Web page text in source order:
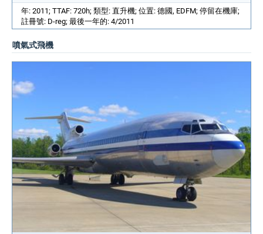
年: 2011; TTAF: 720h; 類型: 直升機; 位置: 德國, EDFM; 停留在機庫;
註冊號: D-reg; 最後一年的: 4/2011
噴氣式飛機